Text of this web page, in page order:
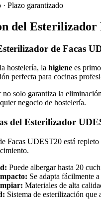
· Plazo garantizado
del Esterilizador
de Facas
hostelería, la higiene es
perfecta para cocinas
no solo garantiza la
negocio de hostelería.
del Esterilizador
Facas UDEST20 está
Puede albergar hasta 20
Se adapta fácilmente
Materiales de alta
Sistema de esterilización que